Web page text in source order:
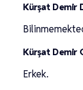
Kürşat Demir
Kürşat Demir
Erkek.